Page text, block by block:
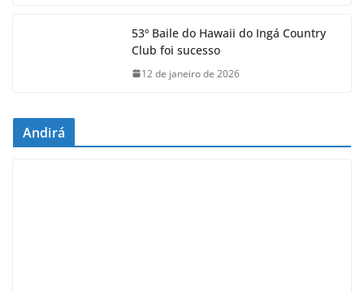
53º Baile do Hawaii do Ingá Country
Club foi sucesso
12 de janeiro de 2026
Andirá